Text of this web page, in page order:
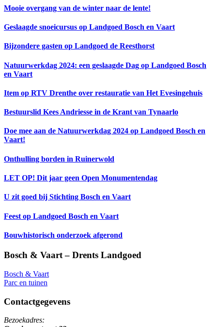
Mooie overgang van de winter naar de lente!
Geslaagde snoeicursus op Landgoed Bosch en Vaart
Bijzondere gasten op Landgoed de Reesthorst
Natuurwerkdag 2024: een geslaagde Dag op Landgoed Bosch
en Vaart
Item op RTV Drenthe over restauratie van Het Evesingehuis
Bestuurslid Kees Andriesse in de Krant van Tynaarlo
Doe mee aan de Natuurwerkdag 2024 op Landgoed Bosch en
Vaart!
Onthulling borden in Ruinerwold
LET OP! Dit jaar geen Open Monumentendag
U zit goed bij Stichting Bosch en Vaart
Feest op Landgoed Bosch en Vaart
Bouwhistorisch onderzoek afgerond
Footer
Bosch & Vaart – Drents Landgoed
Bosch & Vaart
Parc en tuinen
Contactgegevens
Bezoekadres: